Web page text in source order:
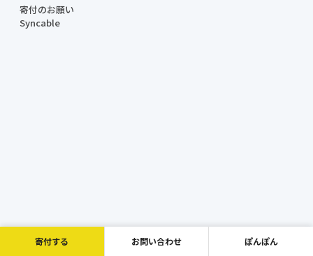
寄付のお願い
Syncable
寄付する お問い合わせ ぽんぽん